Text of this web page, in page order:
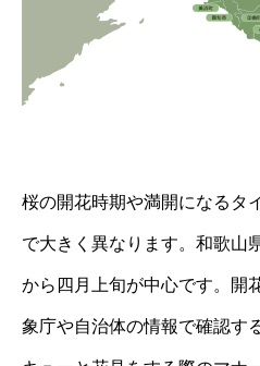
桜の開花時期や満開になるタ
で大きく異なります。和歌山
から四月上旬が中心です。開
象庁や自治体の情報で確認す